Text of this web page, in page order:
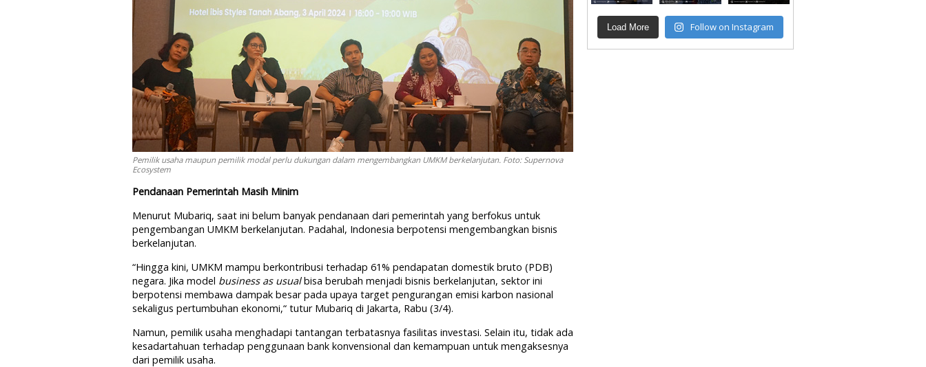
Pemilik usaha maupun pemilik modal perlu dukungan dalam mengembangkan UMKM berkelanjutan. Foto: Supernova
Ecosystem
Pendanaan Pemerintah Masih Minim
Menurut Mubariq, saat ini belum banyak pendanaan dari pemerintah yang berfokus untuk
pengembangan UMKM berkelanjutan. Padahal, Indonesia berpotensi mengembangkan bisnis
berkelanjutan.
“Hingga kini, UMKM mampu berkontribusi terhadap 61% pendapatan domestik bruto (PDB)
negara. Jika model business as usualbisa berubah menjadi bisnis berkelanjutan, sektor ini
berpotensi membawa dampak besar pada upaya target pengurangan emisi karbon nasional
sekaligus pertumbuhan ekonomi,“ tutur Mubariq di Jakarta, Rabu (3/4).
Namun, pemilik usaha menghadapi tantangan terbatasnya fasilitas investasi. Selain itu, tidak ada
kesadartahuan terhadap penggunaan bank konvensional dan kemampuan untuk mengaksesnya
dari pemilik usaha.
Load More Follow on Instagram